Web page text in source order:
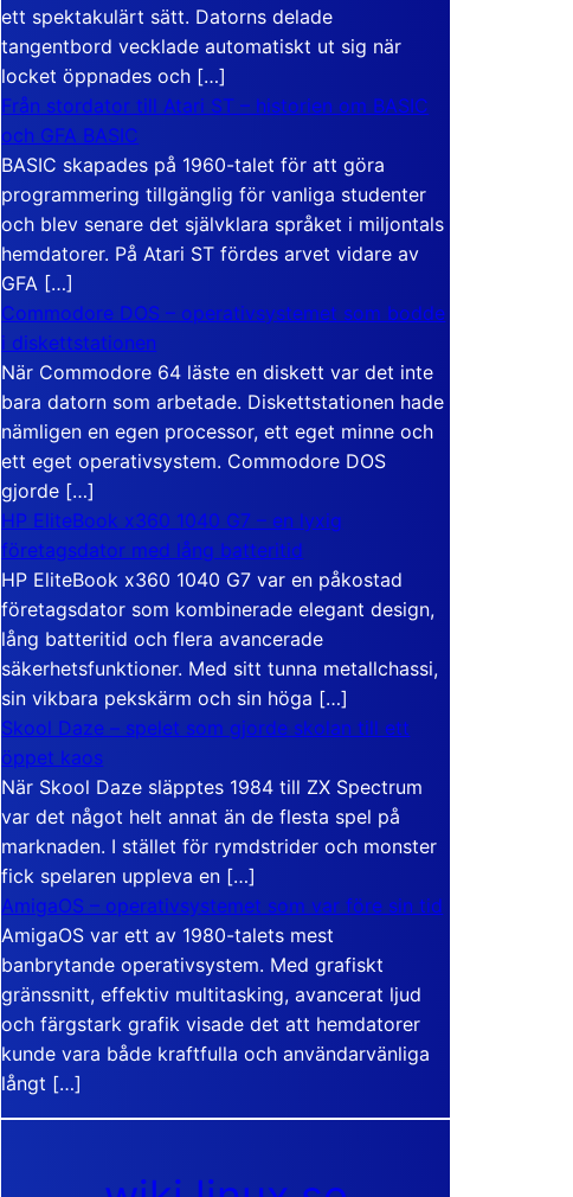
ett spektakulärt sätt. Datorns delade
tangentbord vecklade automatiskt ut sig när
locket öppnades och […]
Från stordator till Atari ST – historien om BASIC
och GFA BASIC
BASIC skapades på 1960-talet för att göra
programmering tillgänglig för vanliga studenter
och blev senare det självklara språket i miljontals
hemdatorer. På Atari ST fördes arvet vidare av
GFA […]
Commodore DOS – operativsystemet som bodde
i diskettstationen
När Commodore 64 läste en diskett var det inte
bara datorn som arbetade. Diskettstationen hade
nämligen en egen processor, ett eget minne och
ett eget operativsystem. Commodore DOS
gjorde […]
HP EliteBook x360 1040 G7 – en lyxig
företagsdator med lång batteritid
HP EliteBook x360 1040 G7 var en påkostad
företagsdator som kombinerade elegant design,
lång batteritid och flera avancerade
säkerhetsfunktioner. Med sitt tunna metallchassi,
sin vikbara pekskärm och sin höga […]
Skool Daze – spelet som gjorde skolan till ett
öppet kaos
När Skool Daze släpptes 1984 till ZX Spectrum
var det något helt annat än de flesta spel på
marknaden. I stället för rymdstrider och monster
fick spelaren uppleva en […]
AmigaOS – operativsystemet som var före sin tid
AmigaOS var ett av 1980-talets mest
banbrytande operativsystem. Med grafiskt
gränssnitt, effektiv multitasking, avancerat ljud
och färgstark grafik visade det att hemdatorer
kunde vara både kraftfulla och användarvänliga
långt […]